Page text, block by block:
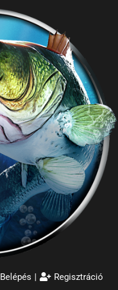
Belépés | Regisztráció